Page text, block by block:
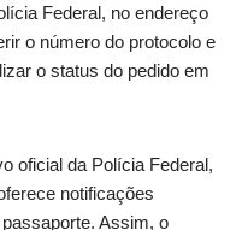
Federal, no endereço
o número do protocolo e
o status do pedido em
oficial da Polícia Federal,
notificações
Assim, o